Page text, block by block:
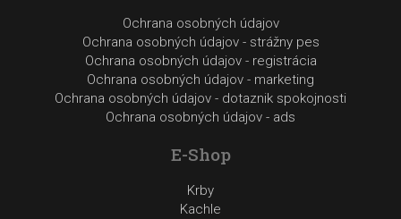
Ochrana osobných údajov
Ochrana osobných údajov - strážny pes
Ochrana osobných údajov - registrácia
Ochrana osobných údajov - marketing
Ochrana osobných údajov - dotaznik spokojnosti
Ochrana osobných údajov - ads
E-Shop
Krby
Kachle